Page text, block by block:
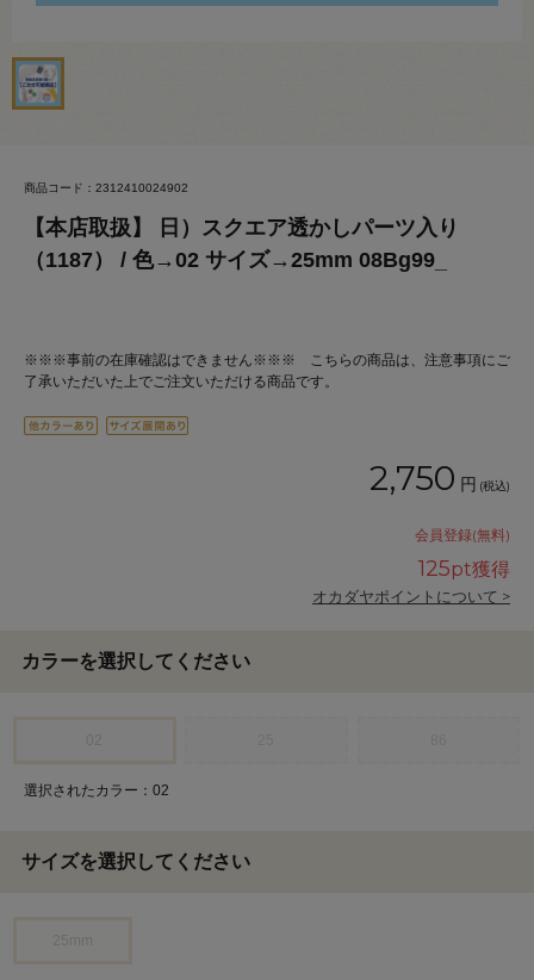
商品コード：2312410024902
【本店取扱】 日）スクエア透かしパーツ入り
（1187） / 色→02 サイズ→25mm 08Bg99_
※※※事前の在庫確認はできません※※※ こちらの商品は、注意事項にご
了承いただいた上でご注文いただける商品です。
2,750 円 (税込)
会員登録(無料)
125pt獲得
オカダヤポイントについて >
カラーを選択してください
選択されたカラー：02
サイズを選択してください